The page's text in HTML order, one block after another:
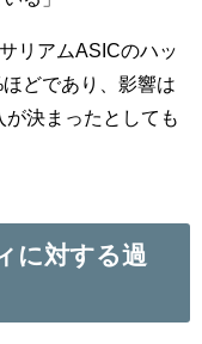
リアムASICのハッ
どであり、影響は
決まったとしても
に対する過